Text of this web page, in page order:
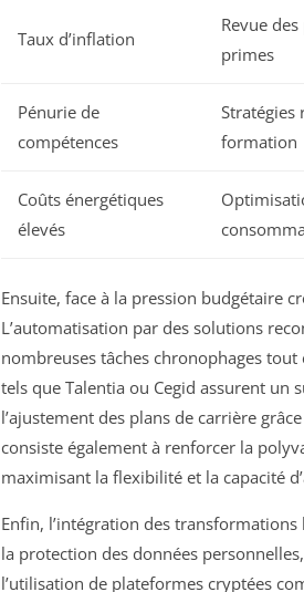
Taux d’inflation
Revue
primes
Pénurie de
compétences
Stratégies
formation
Coûts énergétiques
élevés
Ensuite, face à la pression budgétaire
L’automatisation par des solutions
nombreuses tâches chronophages
tels que Talentia ou Cegid assurent
l’ajustement des plans de carrière
consiste également à renforcer la
maximisant la flexibilité et la capacité
Enfin, l’intégration des
la protection des données
l’utilisation de plateformes cryptées